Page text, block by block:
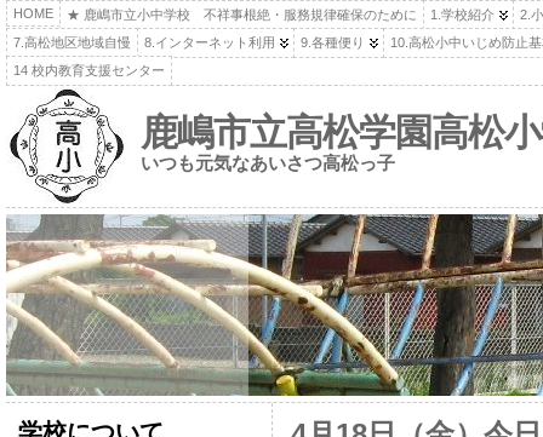
HOME ★ 鹿嶋市立小中学校 不祥事根絶・服務規律確保のために 1.学校紹介
2.
7.高松地区地域自慢
8.インターネット利用 9.各種便り
10.高松小中いじめ防止
14 校内教育支援センター
鹿嶋市立高松学園高松
いつも元気なあいさつ高松っ子